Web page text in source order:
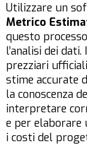
Utilizzare un
Metrico
questo
l’analisi dei
prezziari
stime accurate
la conoscenza
interpretare
e per elaborare
i costi del